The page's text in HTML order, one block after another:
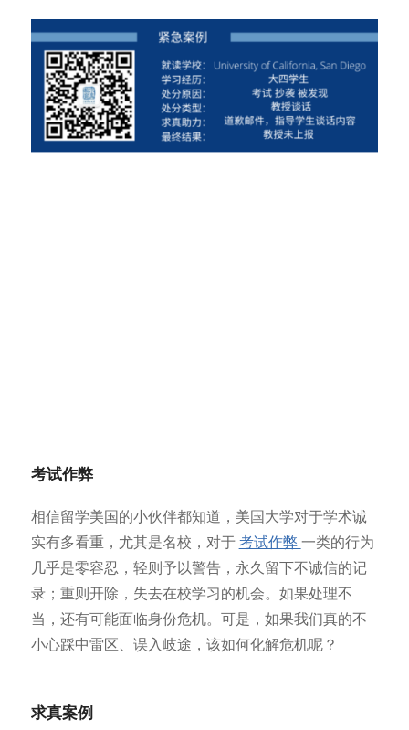
考试作弊
相信留学美国的小伙伴都知道，美国大学对于学术诚
实有多看重，尤其是名校，对于 考试作弊 一类的行为
几乎是零容忍，轻则予以警告，永久留下不诚信的记
录；重则开除，失去在校学习的机会。如果处理不
当，还有可能面临身份危机。可是，如果我们真的不
小心踩中雷区、误入岐途，该如何化解危机呢？
求真案例